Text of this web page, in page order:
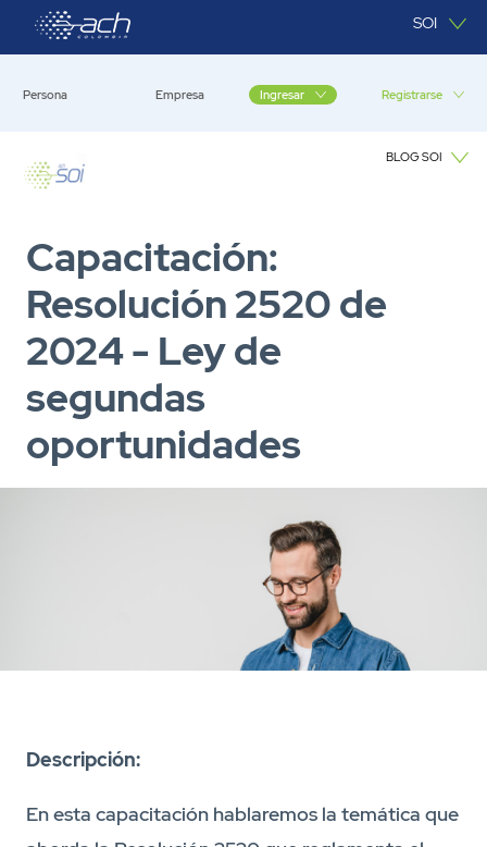
Saltar al contenido principal SOI
Persona Empresa Ingresar Registrarse
BLOG SOI
Capacitación:
Resolución 2520 de
2024 - Ley de
segundas
oportunidades
Descripción:
En esta capacitación hablaremos la temática que